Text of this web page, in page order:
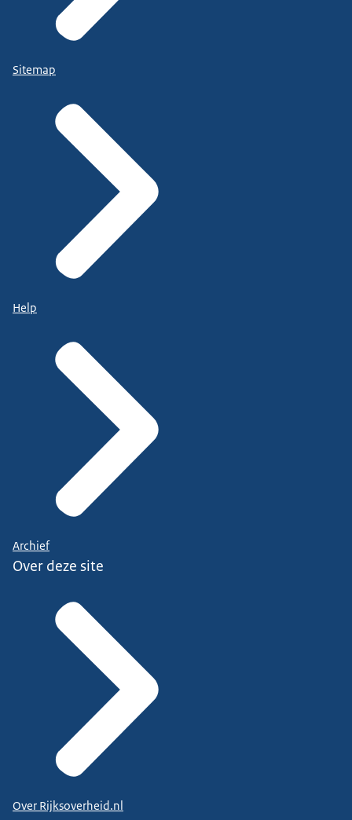
Sitemap
Help
Archief
Over deze site
Over Rijksoverheid.nl